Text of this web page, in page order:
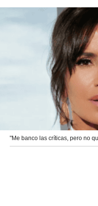
"Me banco las críticas, pero no